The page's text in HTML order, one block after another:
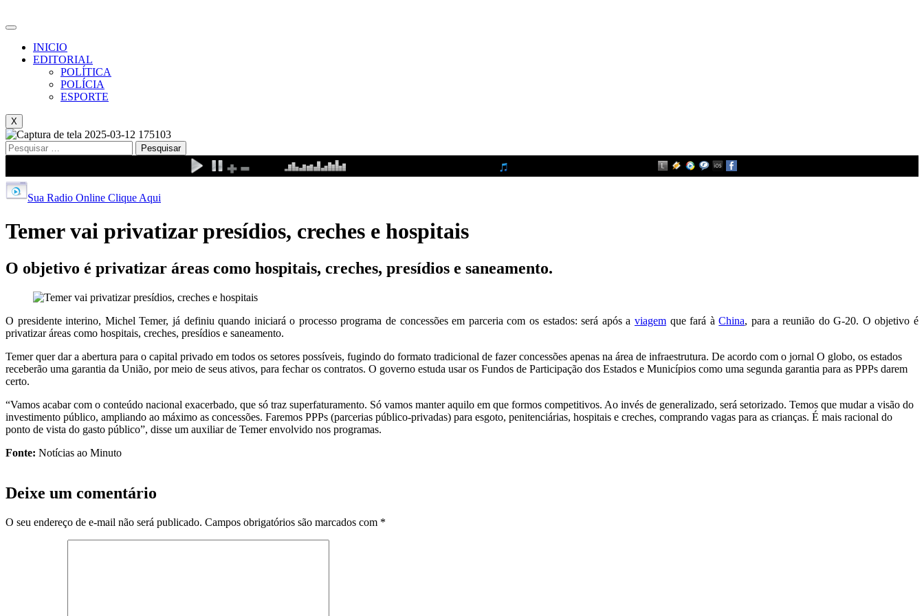
INICIO
EDITORIAL
POLÍTICA
POLÍCIA
ESPORTE
X
Pesquisar
por:
Sua Radio Online Clique Aqui
Temer vai privatizar presídios, creches e hospitais
O objetivo é privatizar áreas como hospitais, creches, presídios e saneamento.
O presidente interino, Michel Temer, já definiu quando iniciará o processo programa de concessões em parceria com os estados: será após a viagemque fará àChina, para a reunião do G-20. O objetivo é
privatizar áreas como hospitais, creches, presídios e saneamento.
Temer quer dar a abertura para o capital privado em todos os setores possíveis, fugindo do formato tradicional de fazer concessões apenas na área de infraestrutura. De acordo com o jornal O globo, os estados
receberão uma garantia da União, por meio de seus ativos, para fechar os contratos. O governo estuda usar os Fundos de Participação dos Estados e Municípios como uma segunda garantia para as PPPs darem
certo.
“Vamos acabar com o conteúdo nacional exacerbado, que só traz superfaturamento. Só vamos manter aquilo em que formos competitivos. Ao invés de generalizado, será setorizado. Temos que mudar a visão do
investimento público, ampliando ao máximo as concessões. Faremos PPPs (parcerias público-privadas) para esgoto, penitenciárias, hospitais e creches, comprando vagas para as crianças. É mais racional do
ponto de vista do gasto público”, disse um auxiliar de Temer envolvido nos programas.
Fonte: Notícias ao Minuto
Deixe um comentário
O seu endereço de e-mail não será publicado. Campos obrigatórios são marcados com *